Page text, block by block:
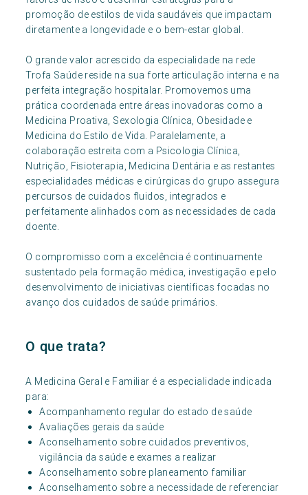
promoção de estilos de vida saudáveis que impactam
diretamente a longevidade e o bem-estar global.
O grande valor acrescido da especialidade na rede
Trofa Saúde reside na sua forte articulação interna e na
perfeita integração hospitalar. Promovemos uma
prática coordenada entre áreas inovadoras como a
Medicina Proativa, Sexologia Clínica, Obesidade e
Medicina do Estilo de Vida. Paralelamente, a
colaboração estreita com a Psicologia Clínica,
Nutrição, Fisioterapia, Medicina Dentária e as restantes
especialidades médicas e cirúrgicas do grupo assegura
percursos de cuidados fluidos, integrados e
perfeitamente alinhados com as necessidades de cada
doente.
O compromisso com a excelência é continuamente
sustentado pela formação médica, investigação e pelo
desenvolvimento de iniciativas científicas focadas no
avanço dos cuidados de saúde primários.
O que trata?
A Medicina Geral e Familiar é a especialidade indicada
para:
Acompanhamento regular do estado de saúde
Avaliações gerais da saúde
Aconselhamento sobre cuidados preventivos,
vigilância da saúde e exames a realizar
Aconselhamento sobre planeamento familiar
Aconselhamento sobre a necessidade de referenciar